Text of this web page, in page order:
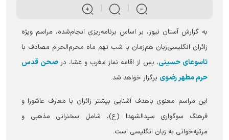
به گزارش آستان نیوز، بر اساس برنامه‌ریزی انجام‌شده، مراسم ویژه
زائران انگلیسی‌زبان هم‌زمان با شب نهم ماه محرم‌الحرام مصادف با
تاسوعای حسینی، پس از اقامه نماز مغرب و عشا، درصحن قدس
حرم مطهر رضوی برگزار خواهد شد.
این مراسم معنوی باهدف آشنایی بیشتر زائران با معارف عاشورا و
فرهنگ سوگواری سیدالشهدا (ع)، شامل سخنرانی مذهبی و
مرثیه‌خوانی به زبان انگلیسی است.